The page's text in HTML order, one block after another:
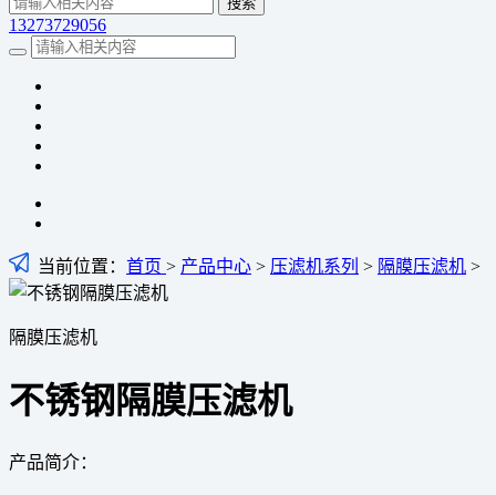
13273729056
当前位置： 首页 > 产品中心 > 压滤机系列 > 隔膜压滤机 >
隔膜压滤机
不锈钢隔膜压滤机
产品简介：